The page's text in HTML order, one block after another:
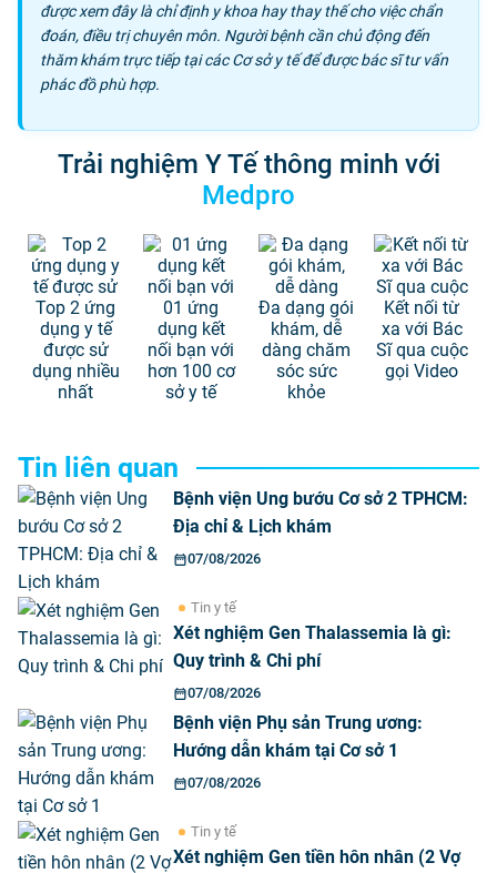
được xem đây là chỉ định y khoa hay thay thế cho việc chẩn
đoán, điều trị chuyên môn. Người bệnh cần chủ động đến
thăm khám trực tiếp tại các Cơ sở y tế để được bác sĩ tư vấn
phác đồ phù hợp.
Trải nghiệm Y Tế thông minh với
Medpro
Top 2 ứng
dụng y tế
được sử
dụng nhiều
nhất
01 ứng
dụng kết
nối bạn với
hơn 100 cơ
sở y tế
Đa dạng gói
khám, dễ
dàng chăm
sóc sức
khỏe
Kết nối từ
xa với Bác
Sĩ qua cuộc
gọi Video
Tin liên quan
Bệnh viện Ung bướu Cơ sở 2 TPHCM:
Địa chỉ & Lịch khám
07/08/2026
Tin y tế
Xét nghiệm Gen Thalassemia là gì:
Quy trình & Chi phí
07/08/2026
Bệnh viện Phụ sản Trung ương:
Hướng dẫn khám tại Cơ sở 1
07/08/2026
Tin y tế
Xét nghiệm Gen tiền hôn nhân (2 Vợ